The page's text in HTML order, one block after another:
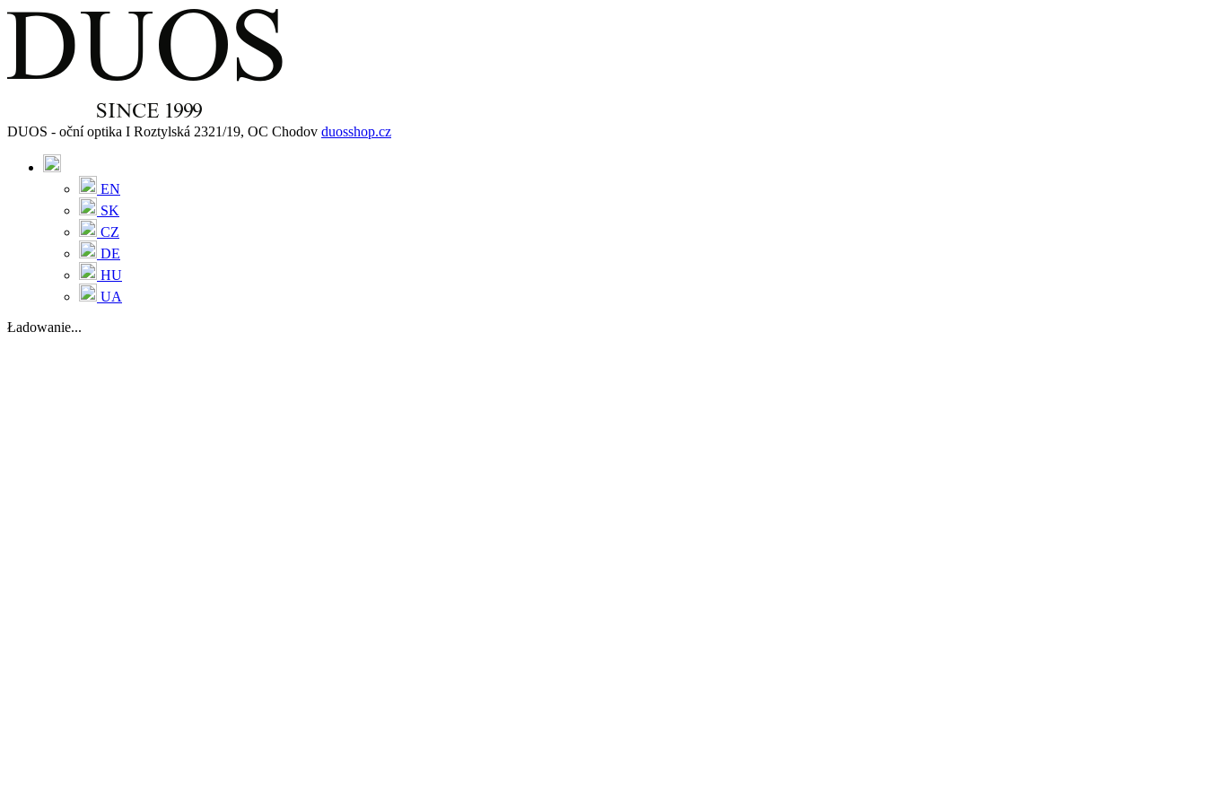
DUOS - oční optika I Roztylská 2321/19, OC Chodov duosshop.cz
EN
SK
CZ
DE
HU
UA
Ładowanie...